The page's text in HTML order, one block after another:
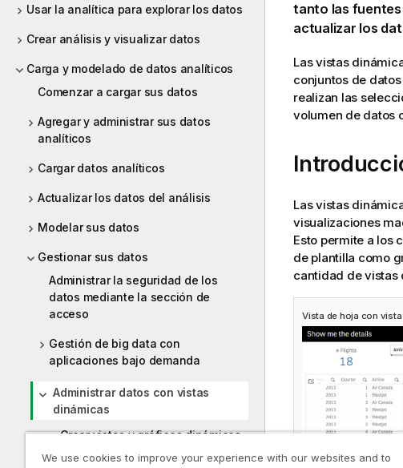
Usar la analítica para explorar los datos
Crear análisis y visualizar datos
Carga y modelado de datos analíticos
Comenzar a cargar sus datos
Agregar y administrar sus datos
analíticos
Cargar datos analíticos
Actualizar los datos del análisis
Modelar sus datos
Gestionar sus datos
Administrar la seguridad de los
datos mediante la sección de
acceso
Gestión de big data con
aplicaciones bajo demanda
Administrar datos con vistas
dinámicas
Crear vistas y gráficos dinámicos
Usar vistas y gráficos dinámicos
tanto las fuentes
actualizar los
Las vistas
conjuntos de datos
realizan las
volumen de datos
Las vistas
visualizaciones
Esto permite a los
de plantilla como
cantidad de vistas
Vista de hoja con
We use cookies to improve your experience with our websites and to